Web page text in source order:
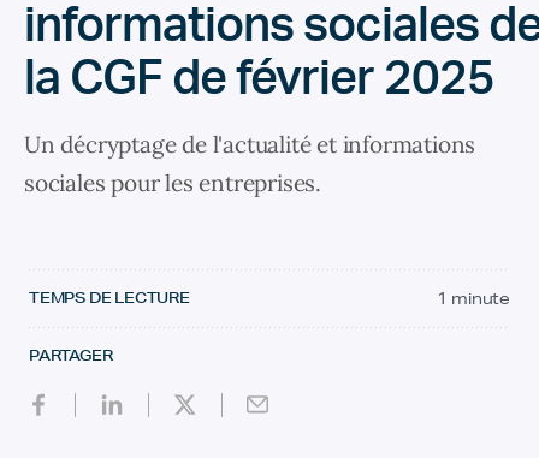
informations sociales
la CGF de février 2025
Un décryptage de l'actualité et informations
sociales pour les entreprises.
TEMPS DE LECTURE 1 minute
PARTAGER